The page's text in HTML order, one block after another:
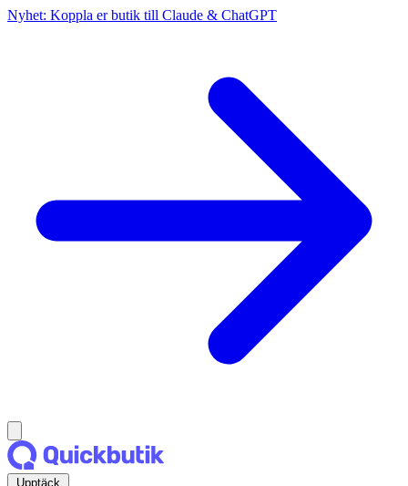
Nyhet: Koppla er butik till Claude & ChatGPT